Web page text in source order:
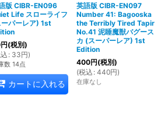
版 CIBR-EN096
Life スローライフ
ーパーレア) 1st
円(税別)
: 33円)
数 14点
カートに入れる
英語版 CIBR-EN097
Number 41: Bagooska
the Terribly Tired Tapir
No.41 泥睡魔獣バグース
カ (スーパーレア) 1st
Edition
400円(税別)
(税込 : 440円)
在庫なし